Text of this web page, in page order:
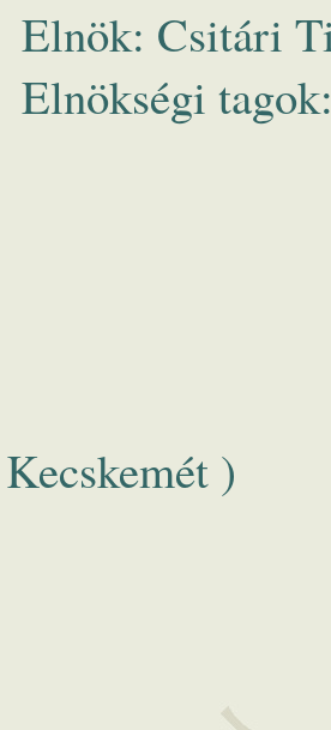
Elnök: Csitári
Elnökségi
dr.
Nagy
Kecskemét )
Bodnár